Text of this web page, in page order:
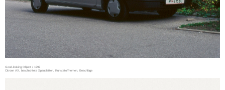
Good-looking Object / 1992
Citroen AX, beschichtete Spanplatten, Kunststoffriemen, Beschläge